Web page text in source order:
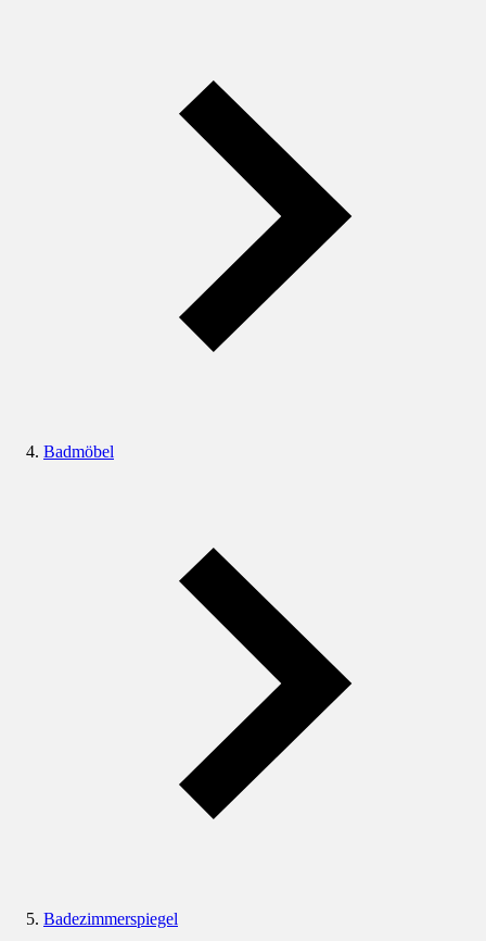
Badmöbel
Badezimmerspiegel